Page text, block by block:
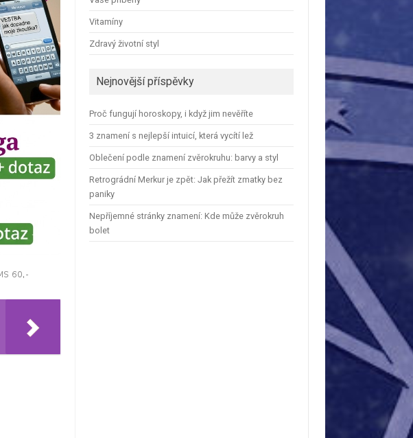
Vitamíny
Zdravý životní styl
Nejnovější příspěvky
Proč fungují horoskopy, i když jim nevěříte
3 znamení s nejlepší intuicí, která vycítí lež
Oblečení podle znamení zvěrokruhu: barvy a styl
Retrográdní Merkur je zpět: Jak přežít zmatky bez
paniky
Nepříjemné stránky znamení: Kde může zvěrokruh
bolet